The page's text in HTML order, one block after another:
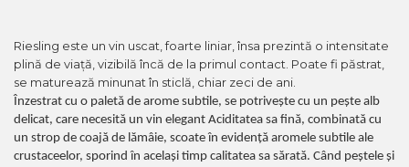
Riesling este un vin uscat, foarte liniar, însa prezintă o intensitate
plină de viață, vizibilă încă de la primul contact. Poate fi păstrat,
se maturează minunat în sticlă, chiar zeci de ani.
Înzestrat cu o paletă de arome subtile, se potrivește cu un pește alb
delicat, care necesită un vin elegant Aciditatea sa fină, combinată cu
un strop de coajă de lămâie, scoate în evidență aromele subtile ale
crustaceelor, sporind în același timp calitatea sa sărată. Când peștele și